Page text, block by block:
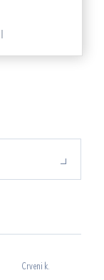
Crveni k.